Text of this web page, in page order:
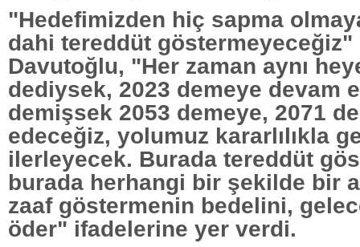
"Hedefimizden hiç sapma
dahi tereddüt göstermeyeceğiz"
Davutoğlu, "Her zaman aynı
dediysek, 2023 demeye devam
demişsek 2053 demeye, 2071
edeceğiz, yolumuz kararlılıkla
ilerleyecek. Burada tereddüt
burada herhangi bir şekilde bir
zaaf göstermenin bedelini,
öder" ifadelerine yer verdi.